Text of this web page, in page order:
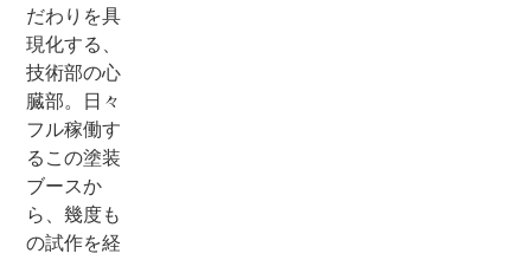
だわりを具
現化する、
技術部の心
臓部。日々
フル稼働す
るこの塗装
ブースか
ら、幾度も
の試作を経